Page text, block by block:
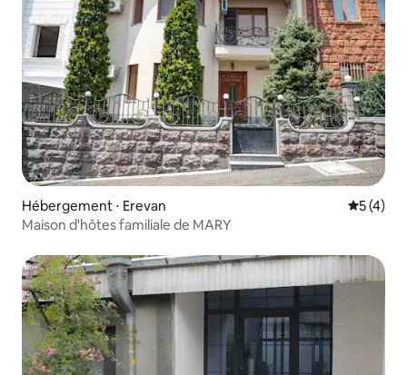
Hébergement ⋅ Erevan
5 (4)
Maison d'hôtes familiale de MARY